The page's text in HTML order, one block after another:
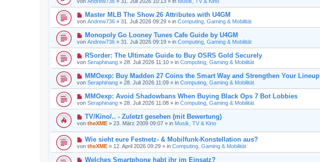
r
a
g
B
e
t
r
a
g
u
e
B
e
t
r
a
g
N
e
u
e
B
e
t
r
a
g
Master MLB The Show 26 Attributes with U4GM
von Andrew736 » 31. Juli 2026 09:29 » in Computing, Gaming & Mobilität
N
e
u
e
B
e
t
r
a
g
Monopoly Go Looney Tunes Cafe Guide by U4GM
von Andrew736 » 31. Juli 2026 09:19 » in Computing, Gaming & Mobilität
N
e
u
e
B
e
t
r
a
RSorder: The Ultimate Guide to Buy OSRS Gold Securely
von Seraphinang » 28. Juli 2026 11:10 » in Computing, Gaming & Mobilität
N
e
u
e
B
e
t
a
g
MMOexp: Buy Madden 27 Coins the Smart Way and Strengthen Your Lineup
von Seraphinang » 28. Juli 2026 11:09 » in Computing, Gaming & Mobilität
N
e
u
e
B
e
r
a
g
MMOexp: Avoid Shadowbans When Buying Black Ops 7 Bot Lobbies
von Seraphinang » 28. Juli 2026 11:08 » in Computing, Gaming & Mobilität
N
e
u
e
B
e
TV/Kino/.. - Zuletzt gesehen (mit Bewertung)
von theXME » 23. März 2009 09:07 » in Musik, TV & Kino
N
e
u
e
Wie sieht eure Festnetz- & Mobilfunk-Konstellation aus?
von theXME » 12. April 2026 09:29 » in Computing, Gaming & Mobilität
NWelches Smartphone habt ihr im Einsatz?